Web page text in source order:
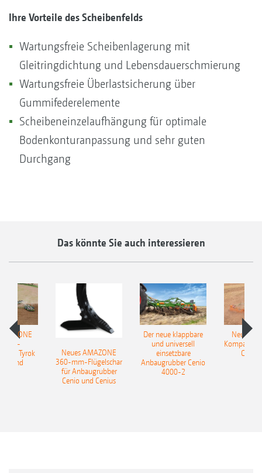
Ihre Vorteile des Scheibenfelds
Wartungsfreie Scheibenlagerung mit
Gleitringdichtung und Lebensdauerschmierung
Wartungsfreie Überlastsicherung über
Gummifederelemente
Scheibeneinzelaufhängung für optimale
Bodenkonturanpassung und sehr guten
Durchgang
Das könnte Sie auch interessieren
Tyrok
Neues AMAZONE
360-mm-Flügelschar
für Anbaugrubber
Cenio und Cenius
Der neue klappbare
und universell
einsetzbare
Anbaugrubber Cenio
4000-2
Neue